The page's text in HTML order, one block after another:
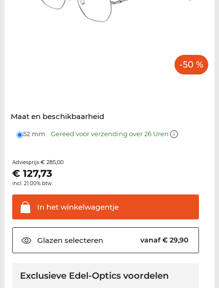
-50 %
Maat en beschikbaarheid
52 mm Gereed voor verzending over 26 Uren
Adviesprijs € 285,00
€ 127,73
incl. 21.00% btw.
In hetwinkelwagentje
Glazen selecteren vanaf € 29,90
Exclusieve Edel-Optics voordelen